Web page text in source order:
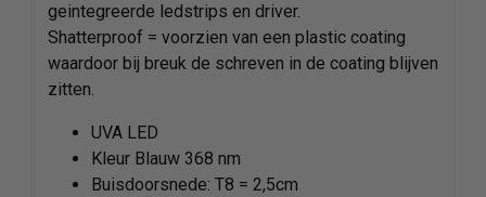
geintegreerde ledstrips en driver.
Shatterproof = voorzien van een plastic coating
waardoor bij breuk de schreven in de coating blijven
zitten.
UVA LED
Kleur Blauw 368 nm
Buisdoorsnede: T8 = 2,5cm